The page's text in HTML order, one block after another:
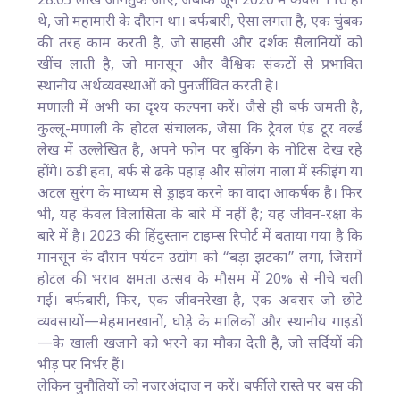
थे, जो महामारी के दौरान था। बर्फबारी, ऐसा लगता है, एक चुंबक
की तरह काम करती है, जो साहसी और दर्शक सैलानियों को
खींच लाती है, जो मानसून और वैश्विक संकटों से प्रभावित
स्थानीय अर्थव्यवस्थाओं को पुनर्जीवित करती है।
मणाली में अभी का दृश्य कल्पना करें। जैसे ही बर्फ जमती है,
कुल्लू-मणाली के होटल संचालक, जैसा कि ट्रैवल एंड टूर वर्ल्ड
लेख में उल्लेखित है, अपने फोन पर बुकिंग के नोटिस देख रहे
होंगे। ठंडी हवा, बर्फ से ढके पहाड़ और सोलंग नाला में स्कीइंग या
अटल सुरंग के माध्यम से ड्राइव करने का वादा आकर्षक है। फिर
भी, यह केवल विलासिता के बारे में नहीं है; यह जीवन-रक्षा के
बारे में है। 2023 की हिंदुस्तान टाइम्स रिपोर्ट में बताया गया है कि
मानसून के दौरान पर्यटन उद्योग को “बड़ा झटका” लगा, जिसमें
होटल की भराव क्षमता उत्सव के मौसम में 20% से नीचे चली
गई। बर्फबारी, फिर, एक जीवनरेखा है, एक अवसर जो छोटे
व्यवसायों—मेहमानखानों, घोड़े के मालिकों और स्थानीय गाइडों
—के खाली खजाने को भरने का मौका देती है, जो सर्दियों की
भीड़ पर निर्भर हैं।
लेकिन चुनौतियों को नजरअंदाज न करें। बर्फीले रास्ते पर बस की